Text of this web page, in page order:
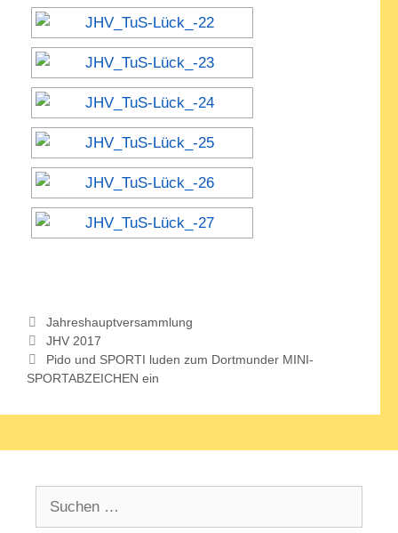
Kategorien
Jahreshauptversammlung
JHV 2017
Pido und SPORTI luden zum Dortmunder MINI-
SPORTABZEICHEN ein